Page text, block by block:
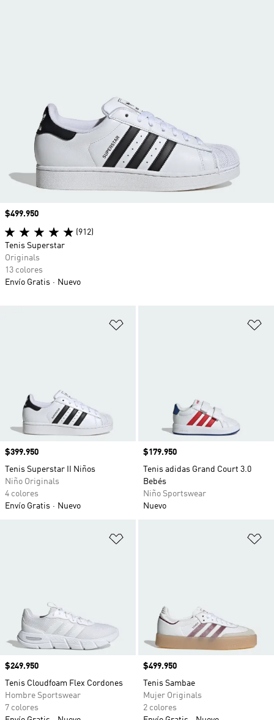
Precio
$399.950
Tenis Superstar II Niños
Niño Originals
4 colores
Envío Gratis
Nuevo
Precio
$179.950
Tenis adidas Grand Court 3.0
Bebés
Niño Sportswear
Nuevo
Precio
$249.950
Tenis Cloudfoam Flex Cordones
Hombre Sportswear
7 colores
Precio
$499.950
Tenis Sambae
Mujer Originals
2 colores
Precio
$499.950
(912)
Tenis Superstar
Originals
13 colores
Envío Gratis
Nuevo